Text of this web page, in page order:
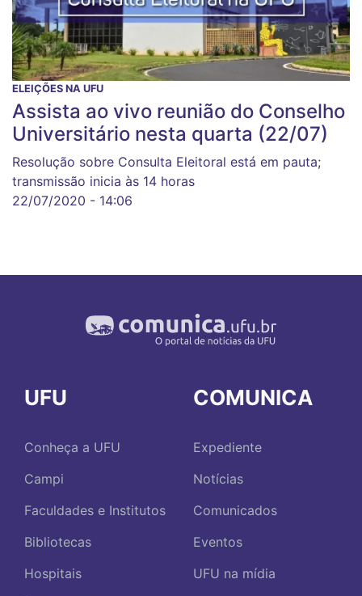
ELEIÇÕES NA UFU
Assista ao vivo reunião do Conselho
Universitário nesta quarta (22/07)
Resolução sobre Consulta Eleitoral está em pauta;
transmissão inicia às 14 horas
22/07/2020 - 14:06
UFU
Conheça a UFU
Campi
Faculdades e Institutos
Bibliotecas
Hospitais
COMUNICA
Expediente
Notícias
Comunicados
Eventos
UFU na mídia